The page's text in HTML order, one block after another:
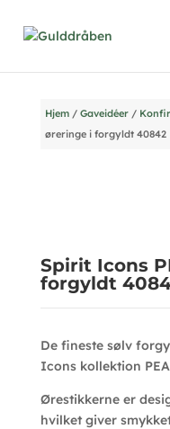
Hjem/ Gaveidéer/
øreringe i forgyldt 40842
Spirit Icons
forgyldt
De fineste sølv
Icons kollektion
Ørestikkerne er
hvilket giver